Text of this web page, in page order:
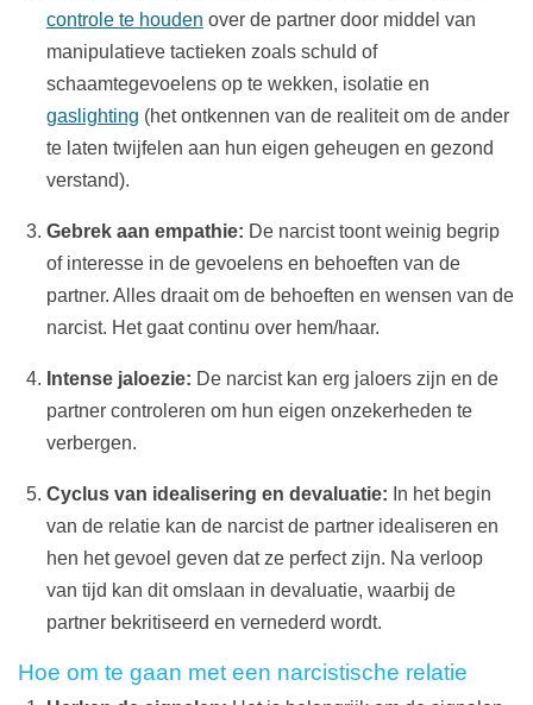
controle te houden over de partner door middel van
manipulatieve tactieken zoals schuld of
schaamtegevoelens op te wekken, isolatie en
gaslighting (het ontkennen van de realiteit om de ander
te laten twijfelen aan hun eigen geheugen en gezond
verstand).
Gebrek aan empathie: De narcist toont weinig begrip
of interesse in de gevoelens en behoeften van de
partner. Alles draait om de behoeften en wensen van de
narcist. Het gaat continu over hem/haar.
Intense jaloezie: De narcist kan erg jaloers zijn en de
partner controleren om hun eigen onzekerheden te
verbergen.
Cyclus van idealisering en devaluatie: In het begin
van de relatie kan de narcist de partner idealiseren en
hen het gevoel geven dat ze perfect zijn. Na verloop
van tijd kan dit omslaan in devaluatie, waarbij de
partner bekritiseerd en vernederd wordt.
Hoe om te gaan met een narcistische relatie